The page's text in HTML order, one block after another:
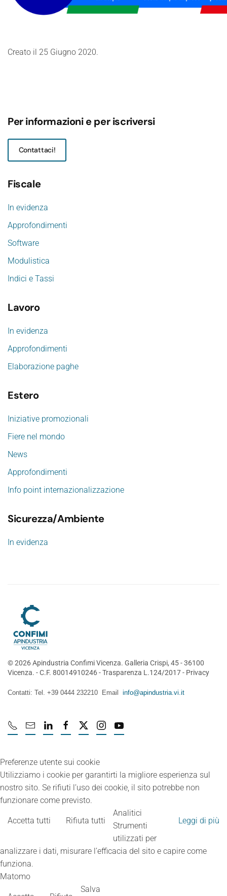
Creato il 25 Giugno 2020.
Per informazioni e per iscriversi
Contattaci!
Fiscale
In evidenza
Approfondimenti
Software
Modulistica
Indici e Tassi
Lavoro
In evidenza
Approfondimenti
Elaborazione paghe
Estero
Iniziative promozionali
Fiere nel mondo
News
Approfondimenti
Info point internazionalizzazione
Sicurezza/Ambiente
In evidenza
©2026Apindustria Confimi Vicenza. Galleria Crispi, 45 - 36100
Vicenza. - C.F. 80014910246 -Trasparenza L.124/2017- Privacy
Contatti: Tel. +39 0444 232210 Email info@apindustria.vi.it
Preferenze utente sui cookie
Utilizziamo i cookie per garantirti la migliore esperienza sul
nostro sito. Se rifiuti l’uso dei cookie, il sito potrebbe non
funzionare come previsto.
Accetta tutti Rifiuta tutti Leggi di più
Analitici
Strumenti
utilizzati per
analizzare i dati, misurare l’efficacia del sito e capire come
funziona.
Matomo
Salva